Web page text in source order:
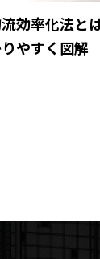
効率化法と
やすく図解